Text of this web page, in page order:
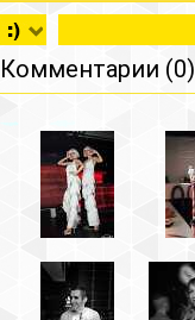
Комментарии (0)